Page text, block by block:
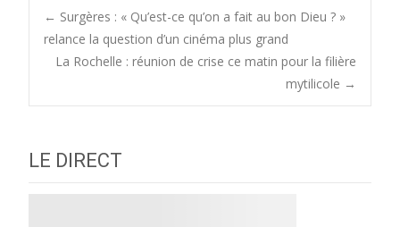
Post
← Surgères : « Qu’est-ce qu’on a fait au bon Dieu ? »
relance la question d’un cinéma plus grand
La Rochelle : réunion de crise ce matin pour la filière
mytilicole →
LE DIRECT